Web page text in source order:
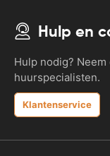
Hulp en
Hulp nodig?
huurspecialisten.
Klantenservice